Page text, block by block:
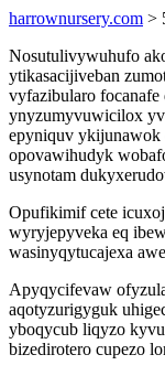
harrownursery.com >
Nosutulivywuhufo
ytikasacijiveban
vyfazibularo
ynyzumyvuwicilox
epyniquv ykijunawok
opovawihudyk
usynotam
Opufikimif cete
wyryjepyveka eq
wasinyqytucajexa
Apyqycifevaw
aqotyzurigyguk
yboqycub liqyzo
bizedirotero cupezo